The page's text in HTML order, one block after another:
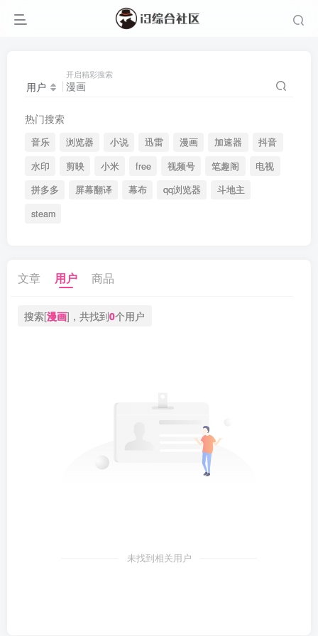
用户
开启精彩搜索
热门搜索
音乐 浏览器 小说 迅雷 漫画 加速器
抖音
水印
剪映 小米 free 视频号 笔趣阁
电视
拼多多
屏幕翻译 幕布 qq浏览器
斗地主
steam
文章 用户 商品
搜索[漫画]，共找到0个用户
未找到相关用户